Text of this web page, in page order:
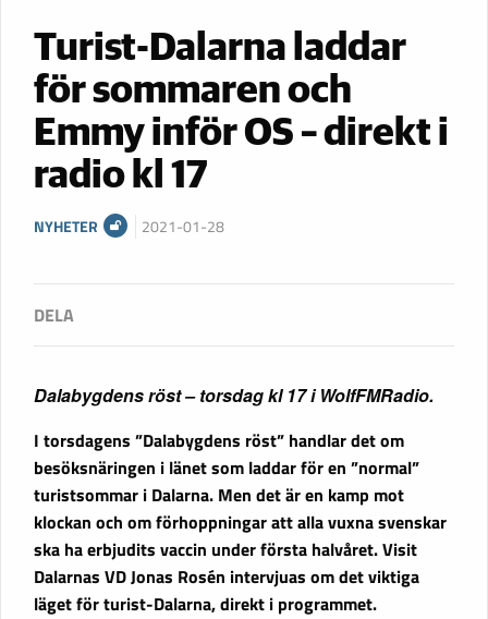
Turist-Dalarna laddar
för sommaren och
Emmy inför OS – direkt i
radio kl 17
NYHETER 2021-01-28
Dalabygdens röst – torsdag kl 17 i WolfFMRadio.
I torsdagens ”Dalabygdens röst” handlar det om
besöksnäringen i länet som laddar för en ”normal”
turistsommar i Dalarna. Men det är en kamp mot
klockan och om förhoppningar att alla vuxna svenskar
ska ha erbjudits vaccin under första halvåret. Visit
Dalarnas VD Jonas Rosén intervjuas om det viktiga
läget för turist-Dalarna, direkt i programmet.